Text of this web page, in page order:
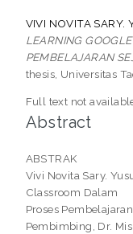
VIVI NOVITA SARY.
LEARNING
PEMBELAJARAN
thesis, Universitas
Full text not
Abstract
ABSTRAK
Vivi Novita Sary.
Classroom Dalam
Proses
Pembimbing, Dr.